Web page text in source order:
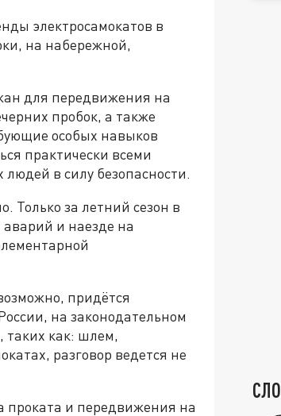
электросамокатов в
на набережной,
для передвижения на
пробок, а также
особых навыков
практически всеми
в силу безопасности.
Только за летний сезон в
и наезде на
придётся
на законодательном
таких как: шлем,
разговор ведется не
проката и передвижения на